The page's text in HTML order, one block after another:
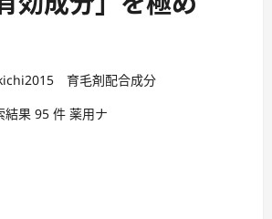
育毛剤配合成分
結果 95 件 薬用ナ